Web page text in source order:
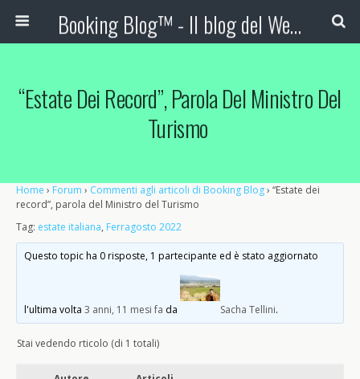
Booking Blog™ - Il blog del Web Marketing Turistico
“Estate Dei Record”, Parola Del Ministro Del
Turismo
Home › Forum › Commenti agli articoli di Booking Blog› “Estate dei
record”, parola del Ministro del Turismo
Tag: estate italiana, Ferragosto 2022
Questo topic ha 0 risposte, 1 partecipante ed è stato aggiornato
l'ultima volta3 anni, 11 mesi fa da Sacha Tellini.
Stai vedendo rticolo (di 1 totali)